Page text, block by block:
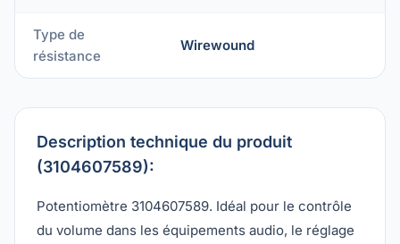
Type de
résistance
Wirewound
Description technique du produit
(3104607589):
Potentiomètre 3104607589. Idéal pour le contrôle
du volume dans les équipements audio, le réglage